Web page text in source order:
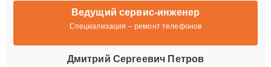
Ведущий сервис-инженер
Специализация – ремонт телефонов
Дмитрий Сергеевич Петров